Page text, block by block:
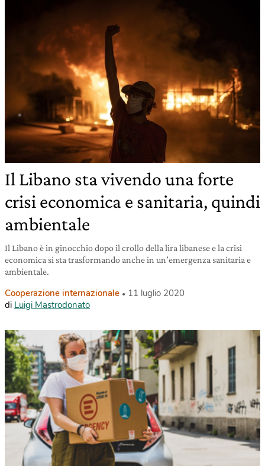
Il Libano sta vivendo una forte
crisi economica e sanitaria, quindi
ambientale
Il Libano è in ginocchio dopo il crollo della lira libanese e la crisi
economica si sta trasformando anche in un’emergenza sanitaria e
ambientale.
Cooperazione internazionale
11 luglio 2020
di Luigi Mastrodonato